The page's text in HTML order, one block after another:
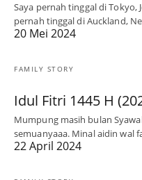
Saya pernah tinggal di Tokyo,
pernah tinggal di Auckland,
20 Mei 2024
FAMILY STORY
Idul Fitri 1445 H
Mumpung masih bulan
semuanyaaa. Minal aidin wal
22 April 2024